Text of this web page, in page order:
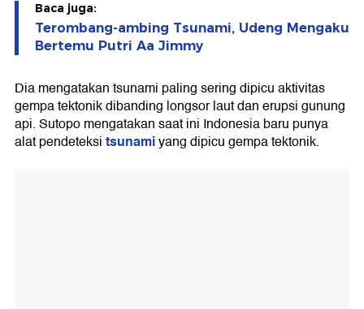
Baca juga:
Terombang-ambing Tsunami, Udeng Mengaku
Bertemu Putri Aa Jimmy
Dia mengatakan tsunami paling sering dipicu aktivitas
gempa tektonik dibanding longsor laut dan erupsi gunung
api. Sutopo mengatakan saat ini Indonesia baru punya
alat pendeteksitsunamiyang dipicu gempa tektonik.